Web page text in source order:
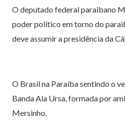
O deputado federal paraibano
poder político em torno do
deve assumir a presidência da
O Brasil na Paraíba sentindo o
Banda Ala Ursa, formada por
Mersinho.